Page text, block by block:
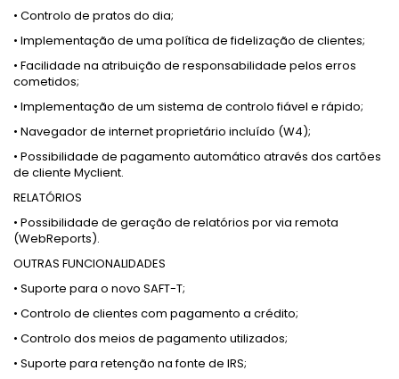
• Controlo de pratos do dia;
• Implementação de uma política de fidelização de clientes;
• Facilidade na atribuição de responsabilidade pelos erros
cometidos;
• Implementação de um sistema de controlo fiável e rápido;
• Navegador de internet proprietário incluído (W4);
• Possibilidade de pagamento automático através dos cartões
de cliente Myclient.
RELATÓRIOS
• Possibilidade de geração de relatórios por via remota
(WebReports).
OUTRAS FUNCIONALIDADES
• Suporte para o novo SAFT-T;
• Controlo de clientes com pagamento a crédito;
• Controlo dos meios de pagamento utilizados;
• Suporte para retenção na fonte de IRS;